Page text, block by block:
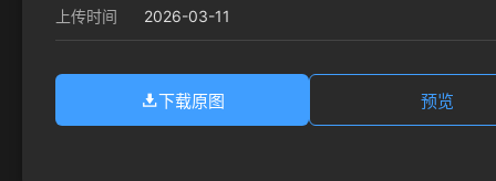
上传时间 2026-03-11
下载原图 预览